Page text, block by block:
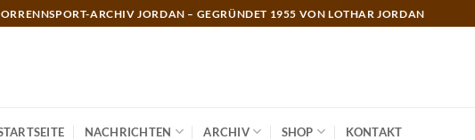
ARCHIV JORDAN – GEGRÜNDET 1955 VON LOTHAR JORDAN
NACHRICHTEN ARCHIV SHOP KONTAKT